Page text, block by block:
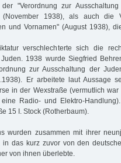
"Verordnung zur
(November 1938), als auch die
und Vornamen" (August 1938),
verschlechterte sich die
1938 wurde Siegfried
zur Ausschaltung der
Er arbeitete laut Aussage
in der Wexstraße (vermutlich
Radio- und Elektro-
15 I. Stock (Rotherbaum).
wurden zusammen mit ihrer
das kurz zuvor von den
von ihnen überlebte.